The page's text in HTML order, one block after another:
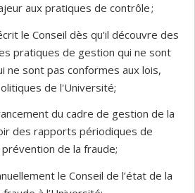
aux pratiques de contrôle ;
le Conseil dès qu'il découvre des
pratiques de gestion qui ne sont
ne sont pas conformes aux lois,
de l'Université;
du cadre de gestion de la
des rapports périodiques de
de la fraude;
le Conseil de l’état de la